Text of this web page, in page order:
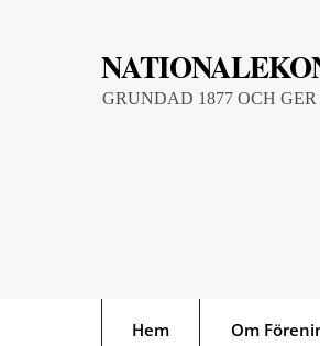
GRUNDAD 1877 OCH
Hem Om